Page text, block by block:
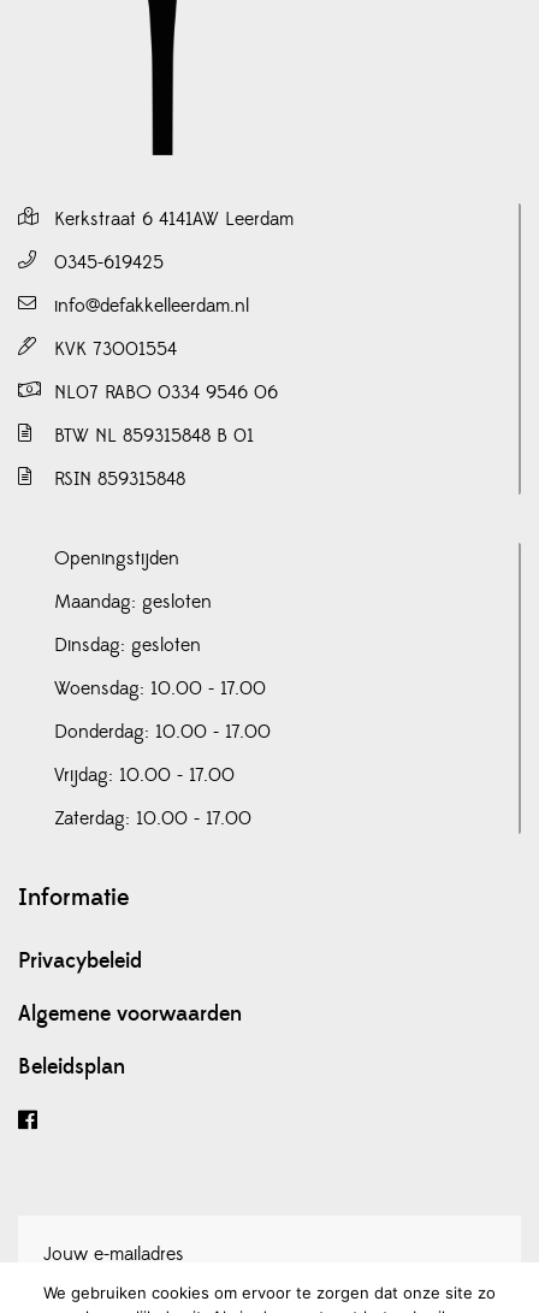
Kerkstraat 6 4141AW Leerdam
0345-619425
info@defakkelleerdam.nl
KVK 73001554
NL07 RABO 0334 9546 06
BTW NL 859315848 B 01
RSIN 859315848
Openingstijden
Maandag: gesloten
Dinsdag: gesloten
Woensdag: 10.00 - 17.00
Donderdag: 10.00 - 17.00
Vrijdag: 10.00 - 17.00
Zaterdag: 10.00 - 17.00
Informatie
Privacybeleid
Algemene voorwaarden
Beleidsplan
We gebruiken cookies om ervoor te zorgen dat onze site zo